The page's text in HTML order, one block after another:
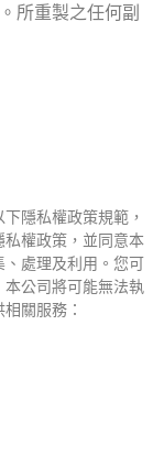
所重製之任何副
隱私權政策規範，
權政策，並同意本
處理及利用。您可
公司將可能無法執
關服務：